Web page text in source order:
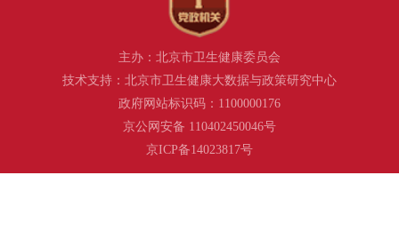
主办：北京市卫生健康委员会
技术支持：北京市卫生健康大数据与政策研究中心
政府网站标识码：1100000176
京公网安备 110402450046号
京ICP备14023817号